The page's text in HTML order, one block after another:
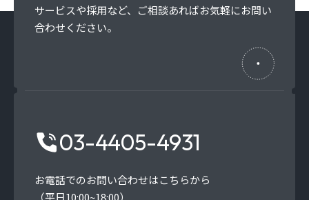
サービスや採用など、 ご相談あればお気軽にお問い
合わせください。
03-4405-4931
お電話でのお問い合わせはこちらから
（平日10:00~18:00）